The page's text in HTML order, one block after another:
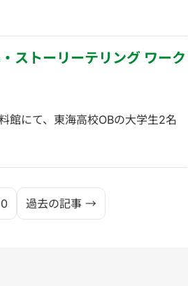
ストーリーテリング ワーク
館にて、東海高校OBの大学生2名
過去の記事 →